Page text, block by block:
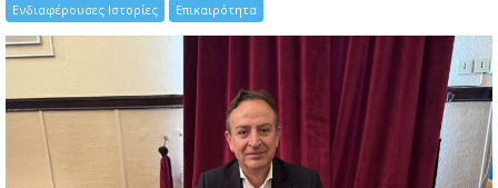
Ενδιαφέρουσες Ιστορίες Επικαιρότητα